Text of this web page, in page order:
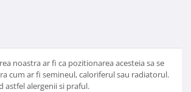
noastra ar fi ca pozitionarea acesteia sa se
cum ar fi semineul, caloriferul sau radiatorul.
astfel alergenii si praful.